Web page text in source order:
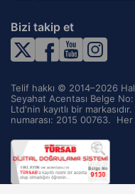
Kongen
Korntal-Munchigan
Künzelsau
Kupferzell
Lauda
Lauffen am Neckar
Bizi takip et
Telif hakkı © 2014–2026
Seyahat Acentası Belge
Ltd'nin kayıtlı bir
numarası: 2015 00763. ‌ Her